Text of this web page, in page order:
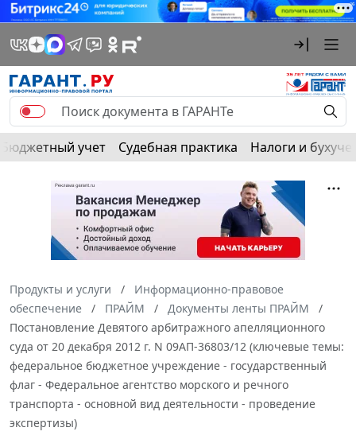
Бюджетный учет Судебная практика Налоги и
Продукты и услуги
Информационно-правовое
обеспечение
ПРАЙМ
Документы ленты ПРАЙМ
Постановление Девятого арбитражного апелляционного
суда от 20 декабря 2012 г. N 09АП-36803/12 (ключевые темы:
федеральное бюджетное учреждение - государственный
флаг - Федеральное агентство морского и речного
транспорта - основной вид деятельности - проведение
экспертизы)